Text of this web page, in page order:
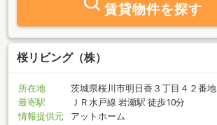
賃貸物件を探す
桜リビング（株）
所在地
茨城県桜川市明日香３丁目４２番地
最寄駅
ＪＲ水戸線 岩瀬駅 徒歩10分
情報提供元
アットホーム